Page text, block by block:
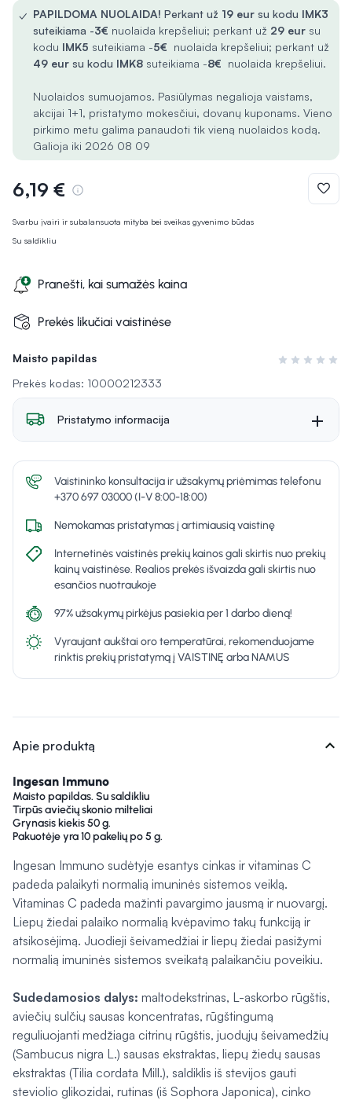
Maisto papildas
Įvertinimas 0
Prekės kodas: 10000212333
Svarbu įvairi ir subalansuota mityba bei sveikas gyvenimo būdas
Su saldikliu
✓ PAPILDOMA NUOLAIDA! Perkant už 19 eur su kodu IMK3
suteikiama -3€ nuolaida krepšeliui; perkant už 29 eur su
kodu IMK5 suteikiama -5€ nuolaida krepšeliui; perkant už
49 eur su kodu IMK8 suteikiama -8€ nuolaida krepšeliui.
Nuolaidos sumuojamos. Pasiūlymas negalioja vaistams,
akcijai 1+1, pristatymo mokesčiui, dovanų kuponams. Vieno
pirkimo metu galima panaudoti tik vieną nuolaidos kodą.
Galioja iki 2026 08 09
6,19 €
Pranešti, kai sumažės kaina
Prekės likučiai vaistinėse
Pristatymo informacija
Vaistininko konsultacija ir užsakymų priėmimas telefonu
+370 697 03000 (I-V 8:00-18:00)
Nemokamas pristatymas į artimiausią vaistinę
Internetinės vaistinės prekių kainos gali skirtis nuo prekių
kainų vaistinėse. Realios prekės išvaizda gali skirtis nuo
esančios nuotraukoje
97% užsakymų pirkėjus pasiekia per 1 darbo dieną!
Vyraujant aukštai oro temperatūrai, rekomenduojame
rinktis prekių pristatymą į VAISTINĘ arba NAMUS
Apie produktą expand_more
Ingesan Immuno
Maisto papildas. Su saldikliu
Tirpūs aviečių skonio milteliai
Grynasis kiekis 50 g.
Pakuotėje yra 10 pakelių po 5 g.
Ingesan Immuno sudėtyje esantys cinkas ir vitaminas C
padeda palaikyti normalią imuninės sistemos veiklą.
Vitaminas C padeda mažinti pavargimo jausmą ir nuovargį.
Liepų žiedai palaiko normalią kvėpavimo takų funkciją ir
atsikosėjimą. Juodieji šeivamedžiai ir liepų žiedai pasižymi
normalią imuninės sistemos sveikatą palaikančiu poveikiu.
Sudedamosios dalys: maltodekstrinas, L-askorbo rūgštis,
aviečių sulčių sausas koncentratas, rūgštingumą
reguliuojanti medžiaga citrinų rūgštis, juodųjų šeivamedžių
(Sambucus nigra L.) sausas ekstraktas, liepų žiedų sausas
ekstraktas (Tilia cordata Mill.), saldiklis iš stevijos gauti
steviolio glikozidai, rutinas (iš Sophora Japonica), cinko